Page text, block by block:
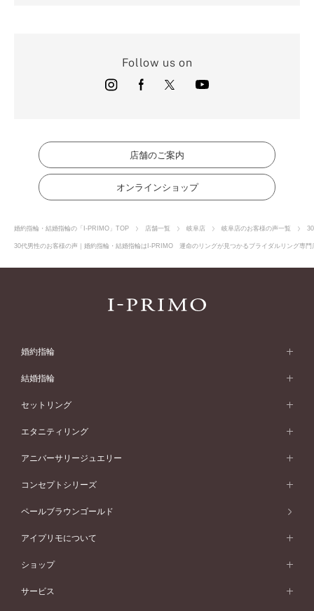
Follow us on
店舗のご案内
オンラインショップ
婚約指輪・結婚指輪の「I-PRIMO」TOP 店舗一覧 岐阜店 岐阜店のお客様の声一覧
30代男性のお客様の声｜婚約指輪・結婚指輪はI-PRIMO 運命のリングが見つかるブライダルリング専
婚約指輪
婚約指輪 (エンゲージリング)
婚約指輪一覧
ピンクゴールド
ペールブラウンゴールド
ウェーブライン
V字ライン
ワンサイドメレ
ダブルサイドメレ
シンプル
フェミニン
モード
50万円台～
40万円台～
30万円台～
婚約指輪 人気ランキング
婚約ネックレス
結婚指輪
結婚指輪 (マリッジリング)
結婚指輪一覧
ピンクゴールド
ペールブラウンゴールド
ウェーブライン
V字ライン
ワンメレ
セベラルメレ
シンプル
フェミニン
モード
50万円～
40万円～50万円
セットリング
セットリング
セットリング一覧
ピンクゴールド
ペールブラウンゴールド
エタニティリング
エタニティリング
エタニティリング一覧
ピンクゴールド
ペールブラウンゴールド
アニバーサリージュエリー
アニバーサリージュエリー
アニバーサリージュエリー一覧
ファッションリング
ブレスレット
コンセプトシリーズ
コンセプトシリーズ
オリジンビリーフ
エトワル
ペールブラウンゴールド
アイプリモについて
アイプリモについて
パーソナルハンド診断
ショップ
店舗一覧
サービス